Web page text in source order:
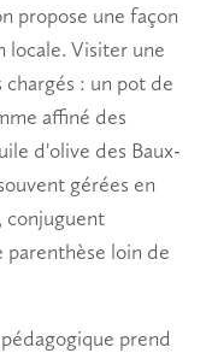
propose une façon
locale. Visiter une
: un pot de
affiné des
d'olive des Baux-
gérées en
conjuguent
loin de
prend